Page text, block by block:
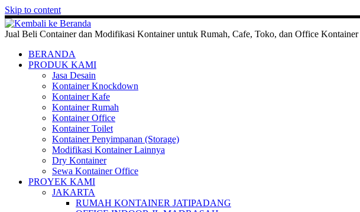
Skip to content
Jual Beli Container dan Modifikasi Kontainer untuk Rumah, Cafe, Toko, dan Office Kontainer
BERANDA
PRODUK KAMI
Jasa Desain
Kontainer Knockdown
Kontainer Kafe
Kontainer Rumah
Kontainer Office
Kontainer Toilet
Kontainer Penyimpanan (Storage)
Modifikasi Kontainer Lainnya
Dry Kontainer
Sewa Kontainer Office
PROYEK KAMI
JAKARTA
RUMAH KONTAINER JATIPADANG